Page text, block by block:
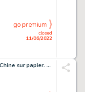
closed
11/06/2022
go premium
PIF ET HERCULE. Encre de Chine sur papier. Planche...